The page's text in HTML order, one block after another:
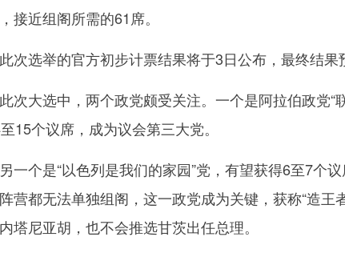
接近组阁所需的61席。
选举的官方初步计票结果将于3日公布，最终结果
大选中，两个政党颇受关注。一个是阿拉伯政党“
15个议席，成为议会第三大党。
个是“以色列是我们的家园”党，有望获得6至7个
营都无法单独组阁，这一政党成为关键，获称“造王
塔尼亚胡，也不会推选甘茨出任总理。